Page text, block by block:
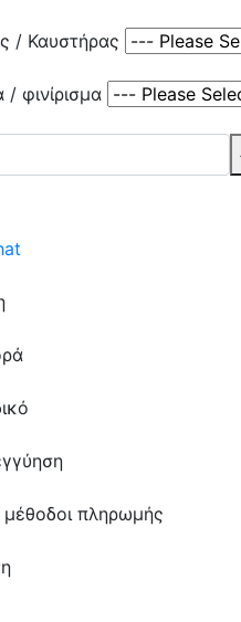
/ Καυστήρας
φινίρισμα
μέθοδοι πληρωμής